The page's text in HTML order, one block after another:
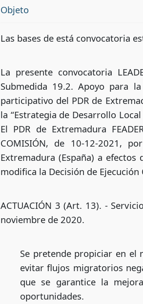
Objeto
Las bases de está convocatoria
La presente convocatoria
Submedida 19.2. Apoyo para
participativo del PDR de
la “Estrategia de Desarrollo
El PDR de Extremadura
COMISIÓN, de 10-12-2021,
Extremadura (España) a
modifica la Decisión de
ACTUACIÓN 3 (Art. 13). -
noviembre de 2020.
Se pretende propiciar en
evitar flujos migratorios
que se garantice la
oportunidades.